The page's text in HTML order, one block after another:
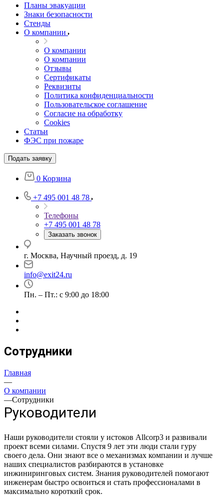
Планы эвакуации
Знаки безопасности
Стенды
О компании
О компании
О компании
Отзывы
Сертификаты
Реквизиты
Политика конфиденциальности
Пользовательское соглашение
Согласие на обработку
Cookies
Статьи
ФЭС при пожаре
Подать заявку
0 Корзина
+7 495 001 48 78
Телефоны
+7 495 001 48 78
Заказать звонок
г. Москва, Научный проезд, д. 19
info@exit24.ru
Пн. – Пт.: с 9:00 до 18:00
Сотрудники
Главная
—
О компании
—Сотрудники
Руководители
Наши руководители стояли у истоков Allcorp3 и развивали
проект всеми силами. Спустя 9 лет эти люди стали гуру
своего дела. Они знают все о механизмах компании и лучше
наших специалистов разбираются в установке
инжиниринговых систем. Знания руководителей помогают
инженерам быстро освоиться и стать профессионалами в
максимально короткий срок.
Коммерческий
директор
Милош
Крестович
Руководитель
Павел
Дергунин
Директор
маркетингу
Алина
Миронова